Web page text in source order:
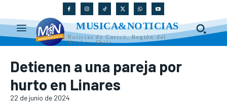
MUSICA&NOTICIAS
Noticias de Curicó, Región del
Maule y Chile
Detienen a una pareja por
hurto en Linares
22 de junio de 2024